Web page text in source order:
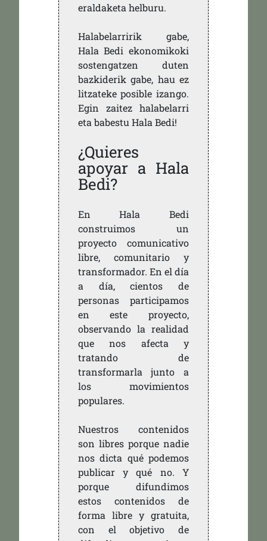
eraldaketa helburu.
Halabelarririk gabe,
Hala Bedi ekonomikoki
sostengatzen duten
bazkiderik gabe, hau ez
litzateke posible izango.
Egin zaitez halabelarri
eta babestu Hala Bedi!
¿Quieres
apoyar a Hala
Bedi?
En Hala Bedi
construimos un
proyecto comunicativo
libre, comunitario y
transformador. En el día
a día, cientos de
personas participamos
en este proyecto,
observando la realidad
que nos afecta y
tratando de
transformarla junto a
los movimientos
populares.
Nuestros contenidos
son libres porque nadie
nos dicta qué podemos
publicar y qué no. Y
porque difundimos
estos contenidos de
forma libre y gratuita,
con el objetivo de